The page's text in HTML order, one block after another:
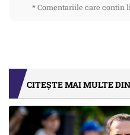
* Comentariile care contin
CITEȘTE MAI MULTE